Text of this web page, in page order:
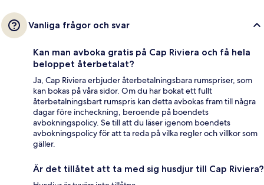
Vanliga frågor och svar
Kan man avboka gratis på Cap Riviera och få hela
beloppet återbetalat?
Ja, Cap Riviera erbjuder återbetalningsbara rumspriser, som
kan bokas på våra sidor. Om du har bokat ett fullt
återbetalningsbart rumspris kan detta avbokas fram till några
dagar före incheckning, beroende på boendets
avbokningspolicy. Se till att du läser igenom boendets
avbokningspolicy för att ta reda på vilka regler och villkor som
gäller.
Är det tillåtet att ta med sig husdjur till Cap Riviera?